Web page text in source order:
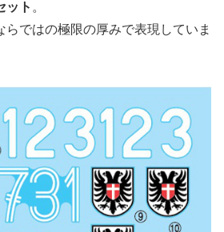
ット 。
らではの極限の厚みで表現していま